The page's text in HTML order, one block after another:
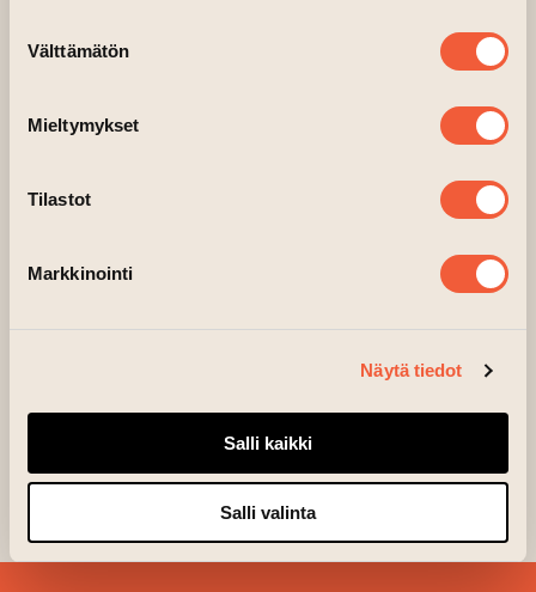
valinta
Välttämätön
Mieltymykset
Tilastot
Markkinointi
Näytä tiedot
Salli kaikki
Salli valinta